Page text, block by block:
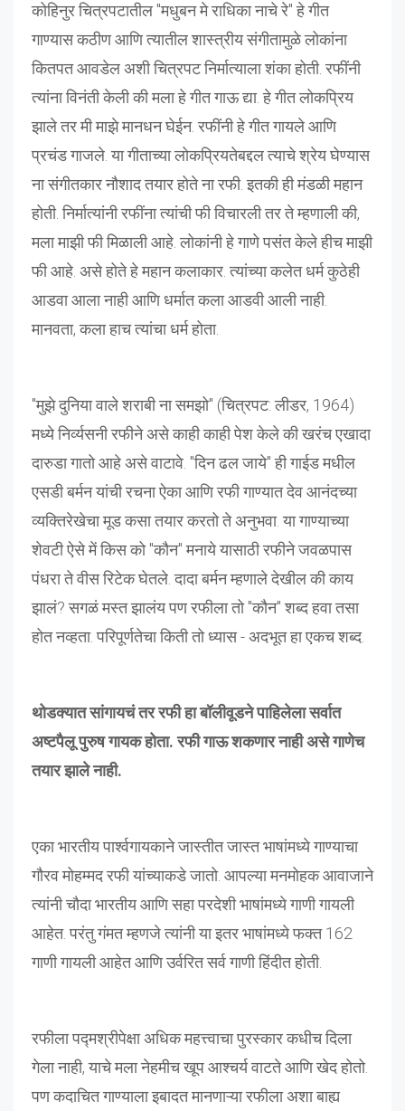
कोहिनुर चित्रपटातील "मधुबन मे राधिका नाचे रे" हे गीत
गाण्यास कठीण आणि त्यातील शास्त्रीय संगीतामुळे लोकांना
कितपत आवडेल अशी चित्रपट निर्मात्याला शंका होती. रफींनी
त्यांना विनंती केली की मला हे गीत गाऊ द्या. हे गीत लोकप्रिय
झाले तर मी माझे मानधन घेईन. रफींनी हे गीत गायले आणि
प्रचंड गाजले. या गीताच्या लोकप्रियतेबद्दल त्याचे श्रेय घेण्यास
ना संगीतकार नौशाद तयार होते ना रफी. इतकी ही मंडळी महान
होती. निर्मात्यांनी रफींना त्यांची फी विचारली तर ते म्हणाली की,
मला माझी फी मिळाली आहे. लोकांनी हे गाणे पसंत केले हीच माझी
फी आहे. असे होते हे महान कलाकार. त्यांच्या कलेत धर्म कुठेही
आडवा आला नाही आणि धर्मात कला आडवी आली नाही.
मानवता, कला हाच त्यांचा धर्म होता.
"मुझे दुनिया वाले शराबी ना समझो" (चित्रपट: लीडर, 1964)
मध्‍ये निर्व्यसनी रफीने असे काही काही पेश केले की खरंच एखादा
दारुडा गातो आहे असे वाटावे. "दिन ढल जाये" ही गाईड मधील
एसडी बर्मन यांची रचना ऐका आणि रफी गाण्यात देव आनंदच्या
व्यक्तिरेखेचा मूड कसा तयार करतो ते अनुभवा. या गाण्याच्या
शेवटी ऐसे में किस को "कौन" मनाये यासाठी रफीने जवळपास
पंधरा ते वीस रिटेक घेतले. दादा बर्मन म्हणाले देखील की काय
झालं? सगळं मस्त झालंय पण रफीला तो "कौन" शब्द हवा तसा
होत नव्हता. परिपूर्णतेचा किती तो ध्यास - अदभूत हा एकच शब्द.
थोडक्यात सांगायचं तर रफी हा बॉलीवूडने पाहिलेला सर्वात
अष्टपैलू पुरुष गायक होता. रफी गाऊ शकणार नाही असे गाणेच
तयार झाले नाही.
एका भारतीय पार्श्वगायकाने जास्तीत जास्त भाषांमध्ये गाण्याचा
गौरव मोहम्मद रफी यांच्याकडे जातो. आपल्या मनमोहक आवाजाने
त्यांनी चौदा भारतीय आणि सहा परदेशी भाषांमध्ये गाणी गायली
आहेत. परंतु गंमत म्हणजे त्यांनी या इतर भाषांमध्ये फक्त 162
गाणी गायली आहेत आणि उर्वरित सर्व गाणी हिंदीत होती.
रफीला पद्मश्रीपेक्षा अधिक महत्त्वाचा पुरस्कार कधीच दिला
गेला नाही, याचे मला नेहमीच खूप आश्चर्य वाटते आणि खेद होतो.
पण कदाचित गाण्याला इबादत मानणाऱ्या रफीला अशा बाह्य